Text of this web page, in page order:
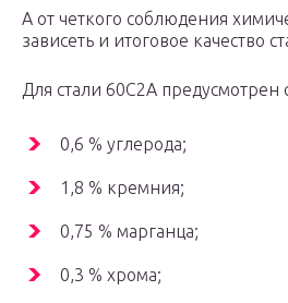
А от четкого соблюдения
зависеть и итоговое качество
Для стали 60С2А предусмотрен
0,6 % углерода;
1,8 % кремния;
0,75 % марганца;
0,3 % хрома;